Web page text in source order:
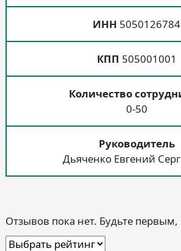
ИНН 5050126784
КПП 505001001
Количество
0-50
Руководитель
Дьяченко Евгений
Отзывов пока нет. Будьте первым,